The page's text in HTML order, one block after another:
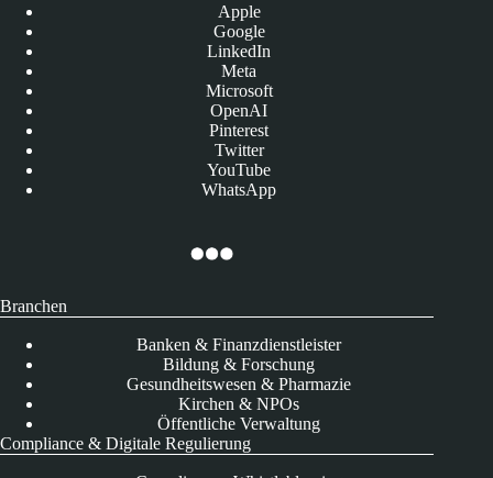
Apple
Google
LinkedIn
Meta
Microsoft
OpenAI
Pinterest
Twitter
YouTube
WhatsApp
Branchen
Banken & Finanzdienstleister
Bildung & Forschung
Gesundheitswesen & Pharmazie
Kirchen & NPOs
Öffentliche Verwaltung
Compliance & Digitale Regulierung